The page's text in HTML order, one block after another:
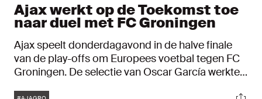
Ajax werkt op de Toekomst toe
naar duel met FC Groningen
Ajax speelt donderdagavond in de halve finale
van de play-offs om Europees voetbal tegen FC
Groningen. De selectie van Oscar García werkte